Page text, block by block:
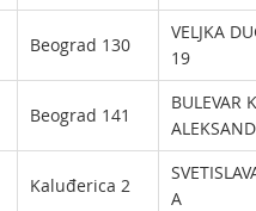
Beograd 130
VELJKA
19
Beograd 141
BULEVAR
Kaluđerica 2
A